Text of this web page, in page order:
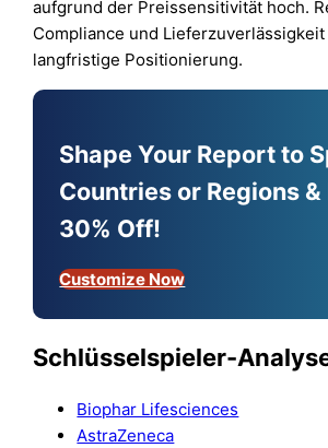
aufgrund der Preissensitivität hoch.
Compliance und
langfristige Positionierung.
Shape Your Report to
Countries or Regions &
30% Off!
Customize Now
Schlüsselspieler-
Biophar Lifesciences
AstraZeneca